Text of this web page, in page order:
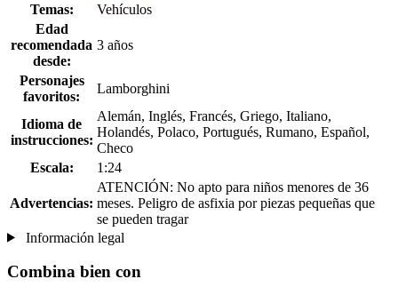
Temas:
Vehículos
Edad
recomendada
desde:
3 años
Personajes
favoritos:
Lamborghini
Idioma de
instrucciones:
Alemán, Inglés, Francés, Griego, Italiano,
Holandés, Polaco, Portugués, Rumano, Español,
Checo
Escala:
1:24
Advertencias:
ATENCIÓN: No apto para niños menores de 36
meses. Peligro de asfixia por piezas pequeñas que
se pueden tragar
Información legal
Combina bien con